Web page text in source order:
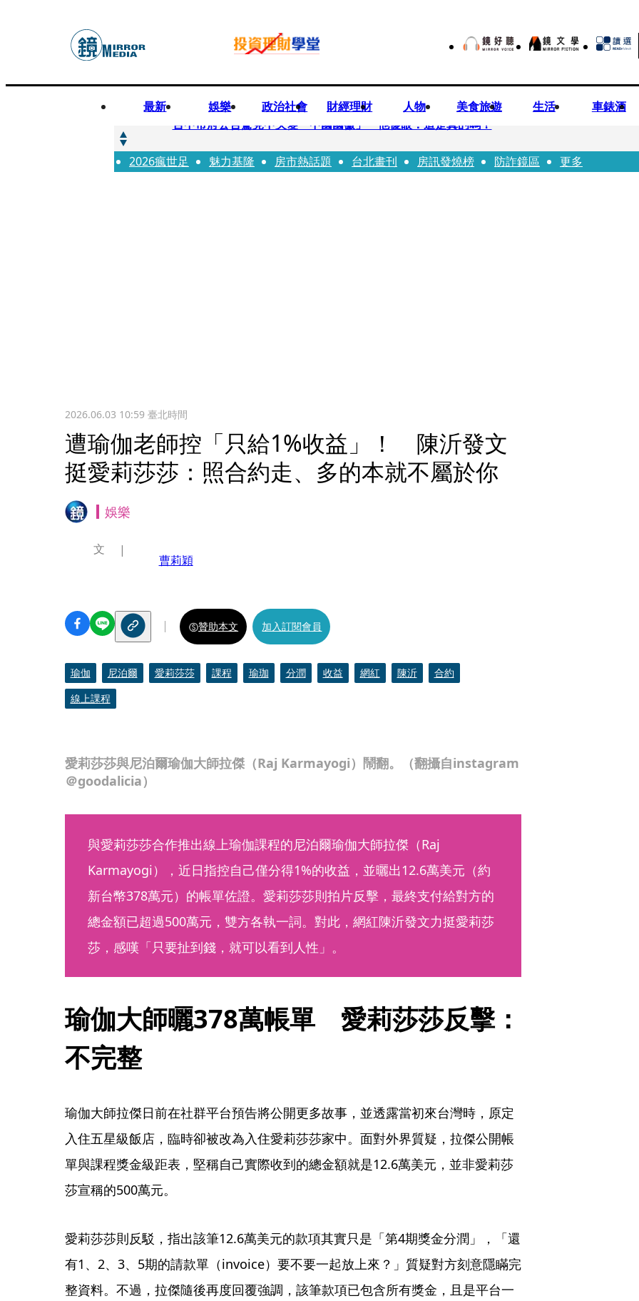
最新 娛樂 政治社會 財經理財 人物 美食旅遊 生活 車錶酒
快訊
台中市府公告驚見中央變「中國國徽」 他傻眼：這是真的嗎？
快訊
明知辣椒粉含蘇丹紅還賣！無良業者撈百萬喊「吃了沒差」 法官打臉判6月不准緩刑
2026瘋世足 魅力基隆 房市熱話題 台北畫刊 房訊發燒榜 防詐鏡區 更多
2026.06.03 10:59臺北時間
遭瑜伽老師控「只給1%收益」！ 陳沂發文
挺愛莉莎莎：照合約走、多的本就不屬於你
娛樂
愛莉莎莎與尼泊爾瑜伽大師拉傑（Raj Karmayogi）鬧翻。（翻攝自instagram
＠goodalicia）
文
曹莉穎
贊助本文 加入訂閱會員
瑜伽 尼泊爾 愛莉莎莎 課程 瑜珈 分潤 收益 網紅 陳沂
合約
線上課程
與愛莉莎莎合作推出線上瑜伽課程的尼泊爾瑜伽大師拉傑（Raj
Karmayogi），近日指控自己僅分得1%的收益，並曬出12.6萬美元（約
新台幣378萬元）的帳單佐證。愛莉莎莎則拍片反擊，最終支付給對方的
總金額已超過500萬元，雙方各執一詞。對此，網紅陳沂發文力挺愛莉莎
莎，感嘆「只要扯到錢，就可以看到人性」。
瑜伽大師曬378萬帳單　愛莉莎莎反擊：
不完整
瑜伽大師拉傑日前在社群平台預告將公開更多故事，並透露當初來台灣時，原定
入住五星級飯店，臨時卻被改為入住愛莉莎莎家中。面對外界質疑，拉傑公開帳
單與課程獎金級距表，堅稱自己實際收到的總金額就是12.6萬美元，並非愛莉莎
莎宣稱的500萬元。
愛莉莎莎則反駁，指出該筆12.6萬美元的款項其實只是「第4期獎金分潤」，「還
有1、2、3、5期的請款單（invoice）要不要一起放上來？」質疑對方刻意隱瞞完
整資料。不過，拉傑隨後再度回覆強調，該筆款項已包含所有獎金，且是平台一